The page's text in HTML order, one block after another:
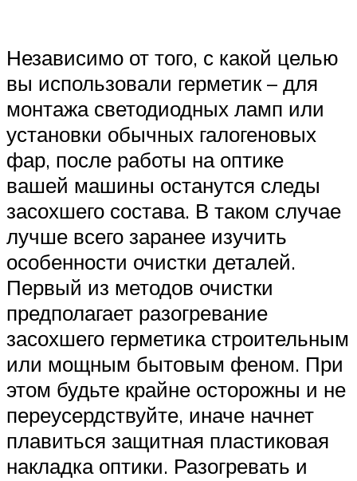
Независимо от того, с какой целью
вы использовали герметик – для
монтажа светодиодных ламп или
установки обычных галогеновых
фар, после работы на оптике
вашей машины останутся следы
засохшего состава. В таком случае
лучше всего заранее изучить
особенности очистки деталей.
Первый из методов очистки
предполагает разогревание
засохшего герметика строительным
или мощным бытовым феном. При
этом будьте крайне осторожны и не
переусердствуйте, иначе начнет
плавиться защитная пластиковая
накладка оптики. Разогревать и